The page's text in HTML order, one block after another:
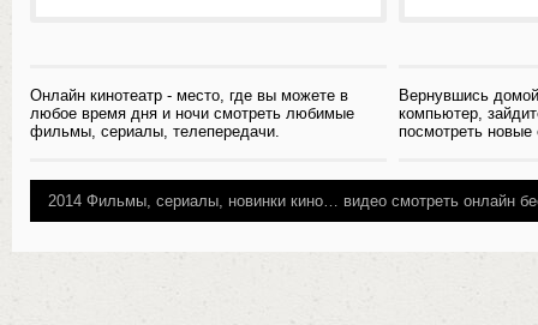
Онлайн кинотеатр - место, где вы можете в
любое время дня и ночи смотреть любимые
фильмы, сериалы, телепередачи.
Вернувшись
компьютер,
посмотреть
2014 Фильмы, сериалы, новинки кино… видео смотреть онлайн